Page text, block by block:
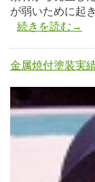
が弱いために
続きを読む→
金属焼付塗装実